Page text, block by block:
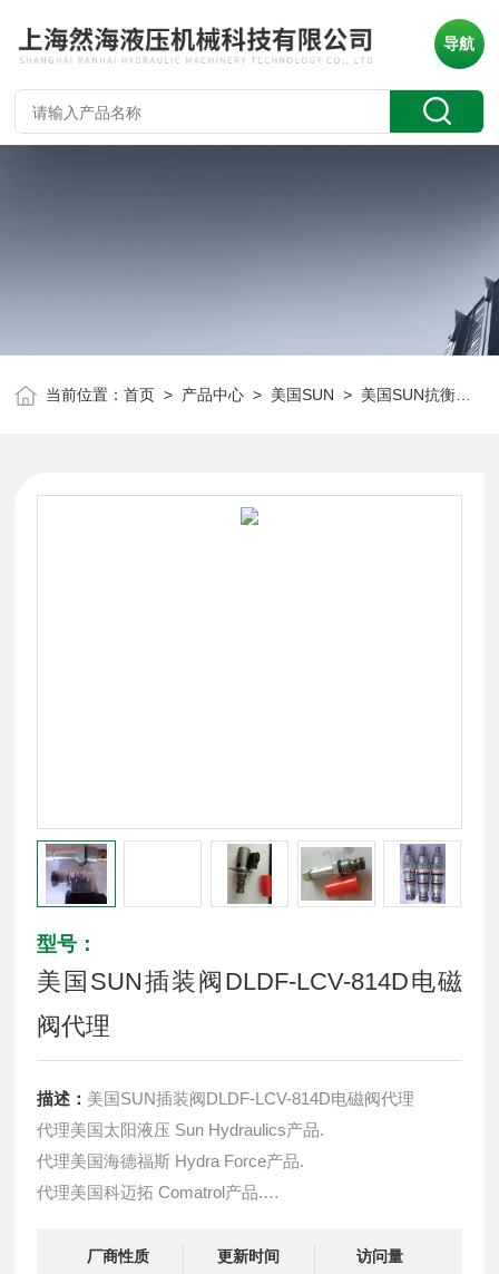
导航
当前位置：首页 > 产品中心 > 美国SUN > 美国SUN抗衡阀
型号：
美国SUN插装阀DLDF-LCV-814D电磁
阀代理
描述： 美国SUN插装阀DLDF-LCV-814D电磁阀代理
代理美国太阳液压 Sun Hydraulics产品.
代理美国海德福斯 Hydra Force产品.
代理美国科迈拓 Comatrol产品.
提供油路系统设计,油路块设计,阀块设计与选型
厂商性质
更新时间
访问量